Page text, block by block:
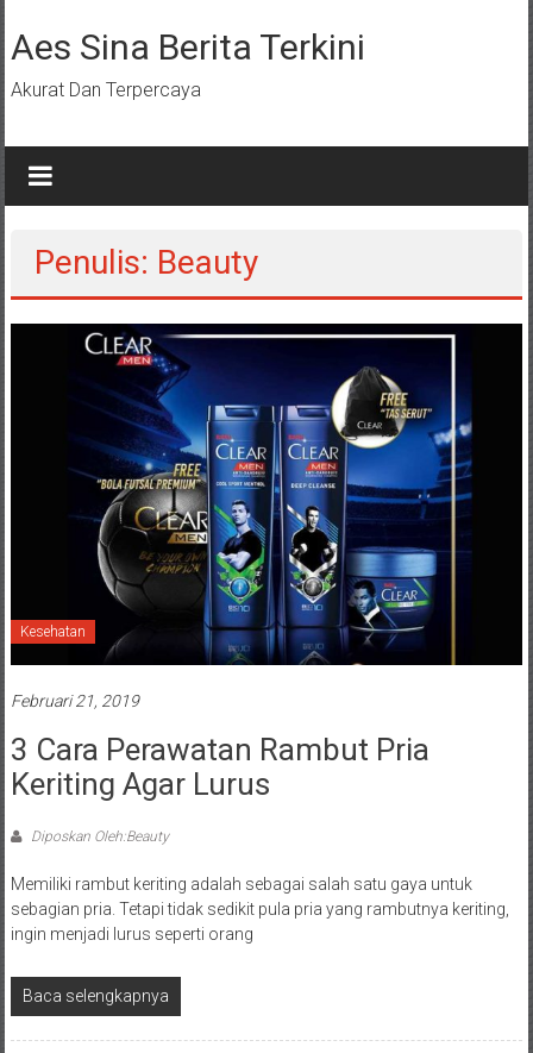
ke
konten
Aes Sina Berita Terkini
Akurat Dan Terpercaya
Penulis: Beauty
Kesehatan
Februari 21, 2019
3 Cara Perawatan Rambut Pria
Keriting Agar Lurus
Diposkan Oleh:Beauty
Memiliki rambut keriting adalah sebagai salah satu gaya untuk
sebagian pria. Tetapi tidak sedikit pula pria yang rambutnya keriting,
ingin menjadi lurus seperti orang
Baca selengkapnya